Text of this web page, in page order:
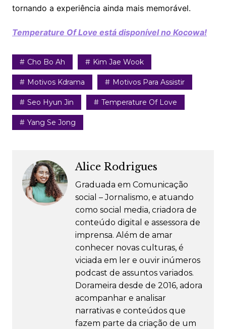
tornando a experiência ainda mais memorável.
Temperature Of Love está disponível no Kocowa!
Cho Bo Ah Kim Jae Wook
Motivos Kdrama Motivos Para Assistir
Seo Hyun Jin Temperature Of Love
Yang Se Jong
Alice Rodrigues
Graduada em Comunicação
social – Jornalismo, e atuando
como social media, criadora de
conteúdo digital e assessora de
imprensa. Além de amar
conhecer novas culturas, é
viciada em ler e ouvir inúmeros
podcast de assuntos variados.
Dorameira desde de 2016, adora
acompanhar e analisar
narrativas e conteúdos que
fazem parte da criação de um